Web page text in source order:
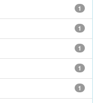
1
1
1
1
1